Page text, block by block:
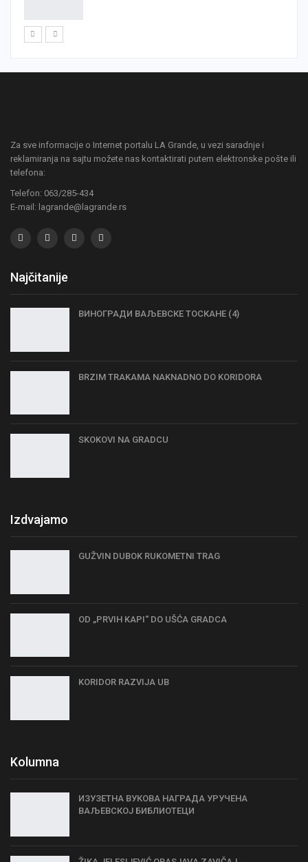
Za sve informacije o Internet portalu LA Grande, u vezi saradnje i
reklamiranja na sajtu možete nas kontaktirati putem elektronske pošte ili
telefona:
Telefon: 063/285-434
E-mail: lagrande@lagrande.rs
Najčitanije
ВИНОГРАДИ ВАЉЕВСКЕ ТОСКАНЕ (4)
BRZIM TRAKAMA NAKNADNO DO KORIDORA
SKOKOVI NA GRADCU
Izdvajamo
GUŽVIN DUBOK RUKOMETNI TRAG
OD „PRVIH KAPI“ DO UŠĆA GRADCA
KORIDOR RAZVIJA UB
Kolumna
ИЗУЗЕТНА ВУКОВА НАГРАДА УРУЧЕНА
ВАЉЕВСКОЈ БИБЛИОТЕЦИ